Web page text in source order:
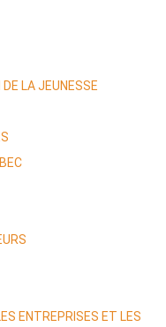
LA JEUNESSE
ENTREPRISES ET LES